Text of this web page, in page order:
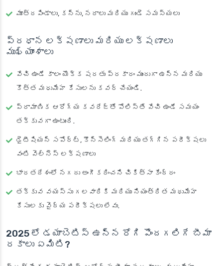
మూత్రపిండాలు, కన్ను, నరాలు మరియు గుండె సమస్యలు
ప్రధాన లక్షణాలు మరియు లక్షణాలు
ముఖ్యాంశాలు
వేచి ఉండే కాలం యొక్క షరతు ప్రకారం ముందుగా ఉన్న మరియు
కొత్త మధుమేహ కేసులను కవర్ చేయండి.
ప్రామాణిక ఆరోగ్య కవరేజ్‌తో పోలిస్తే వేచి ఉండే సమయం
తక్కువగా ఉంటుంది.
డైటీషియన్ సపోర్ట్, కౌన్సెలింగ్ మరియు తగ్గిన పరీక్షలు
వంటి వెల్నెస్ లక్షణాలు
భారతదేశంలో నగదు అంగీకరించని చికిత్సా కేంద్రం
తక్కువ వయస్సు గలవారికి మరియు నియంత్రిత మధుమేహ
కేసులకు వైద్య పరీక్షలు లేవు.
2025 లో డయాబెటిస్ ఉన్న రోగి పొందగలిగే బీమా
రకాలు ఏమిటి?